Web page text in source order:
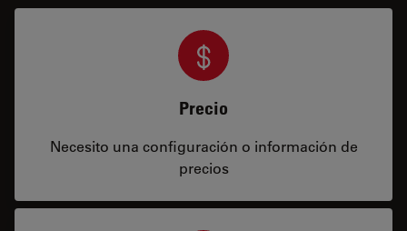
Precio
Necesito una configuración o información de
precios